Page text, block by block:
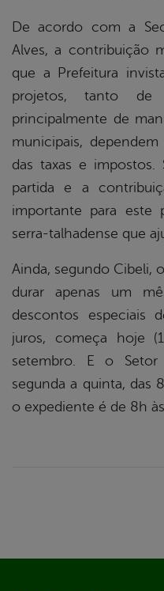
De acordo com a
Alves, a contribuição
que a Prefeitura
projetos, tanto de
principalmente de
municipais,
das taxas e
partida e a
importante para este
serra-talhadense que
Ainda, segundo Cibeli,
durar apenas um
descontos especiais
juros, começa hoje
setembro. E o
segunda a quinta, das
o expediente é de 8h às